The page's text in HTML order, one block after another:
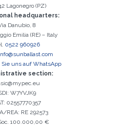
Lagonegro (PZ)
headquarters:
Danubio, 8
Emilia (RE) – Italy
0522 960926
Sie uns auf WhatsApp
section:
W7YVJK9
02557770357
REA: RE 292573
100.000,00 €